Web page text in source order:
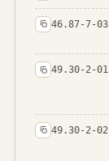
46.87-7-03
49.30-2-01
49.30-2-02